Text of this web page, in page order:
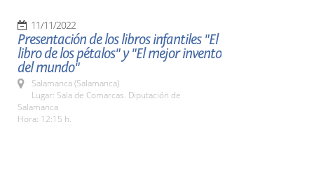
11/11/2022
Presentación de los libros infantiles "El
libro de los pétalos" y "El mejor invento
del mundo"
Salamanca (Salamanca)
Lugar: Sala de Comarcas. Diputación de
Salamanca
Hora: 12:15 h.